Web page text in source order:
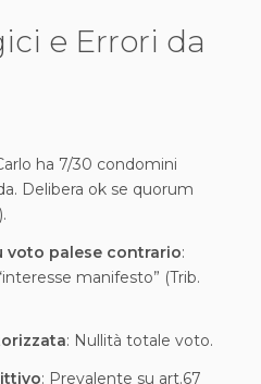
e Errori da
ha 7/30 condomini
Delibera ok se quorum
voto palese contrario:
manifesto” (Trib.
: Nullità totale voto.
: Prevalente su art.67